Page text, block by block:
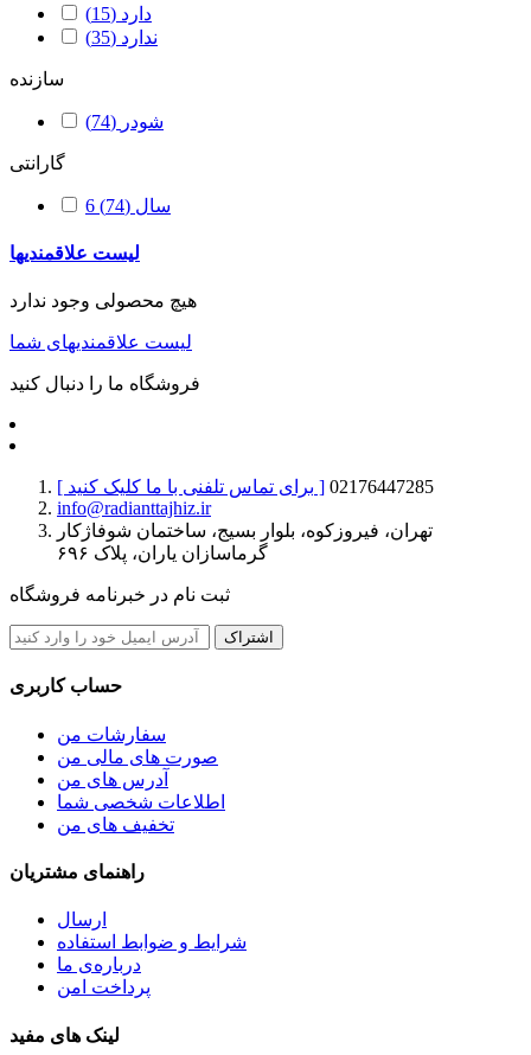
دارد (15)
ندارد (35)
سازنده
شودر (74)
گارانتی
6 سال (74)
لیست علاقمندیها
هیچ محصولی وجود ندارد
لیست علاقمندیهای شما
فروشگاه ما را دنبال کنید
[ برای تماس تلفنی با ما کلیک کنید ] 02176447285
info@radianttajhiz.ir
تهران، فیروزکوه، بلوار بسیج، ساختمان شوفاژکار
گرماسازان یاران، پلاک ۶۹۶
ثبت نام در خبرنامه فروشگاه
اشتراک
حساب کاربری
سفارشات من
صورت های مالی من
آدرس های من
اطلاعات شخصی شما
تخفیف های من
راهنمای مشتریان
ارسال
شرایط و ضوابط استفاده
درباره‌ی ما
پرداخت امن
لینک های مفید